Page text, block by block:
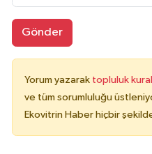
Gönder
Yorum yazarak topluluk
ve tüm sorumluluğu
Ekovitrin Haber hiçbir